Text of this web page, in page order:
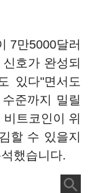
7만5000달러
호가 완성되
있다"면서도
준까지 밀릴
트코인이 위
할 수 있을지
했습니다.